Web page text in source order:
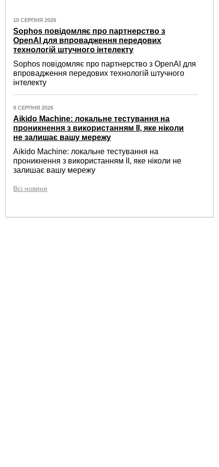
10 СЕРПНЯ 2026
Sophos повідомляє про партнерство з
OpenAI для впровадження передових
технологій штучного інтелекту
Sophos повідомляє про партнерство з OpenAI для
впровадження передових технологій штучного
інтелекту
9 СЕРПНЯ 2026
Aikido Machine: локальне тестування на
проникнення з використанням ІІ, яке ніколи
не залишає вашу мережу
Aikido Machine: локальне тестування на
проникнення з використанням ІІ, яке ніколи не
залишає вашу мережу
Всі новини